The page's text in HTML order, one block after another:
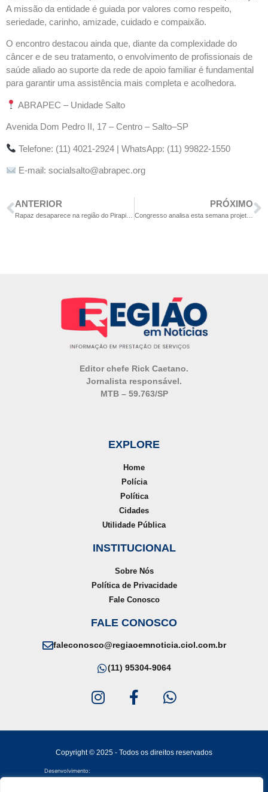
A missão da entidade é guiada por valores como respeito,
seriedade, carinho, amizade, cuidado e compaixão.
O encontro destacou ainda que, diante da complexidade do
câncer e de seu tratamento, o envolvimento de profissionais de
saúde aliado ao suporte da rede de apoio familiar é fundamental
para garantir uma assistência mais completa e acolhedora.
ABRAPEC – Unidade Salto
Avenida Dom Pedro II, 17 – Centro – Salto–SP
Telefone: (11) 4021-2924 | WhatsApp: (11) 99822-1550
E-mail: socialsalto@abrapec.org
ANTERIOR
Rapaz desaparece na região do Pirapitingui e família está à sua procura
PRÓXIMO
Congresso analisa esta semana projetos para proteger infância na rede
Editor chefe Rick Caetano.
Jornalista responsável.
MTB – 59.763/SP
EXPLORE
Home
Polícia
Política
Cidades
Utilidade Pública
INSTITUCIONAL
Sobre Nós
Política de Privacidade
Fale Conosco
FALE CONOSCO
faleconosco@regiaoemnoticia.ciol.com.br
(11) 95304-9064
Copyright © 2025 - Todos os direitos reservados
Desenvolvimento: